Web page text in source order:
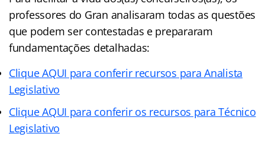
professores do Gran analisaram todas as questões
que podem ser contestadas e prepararam
fundamentações detalhadas:
Clique AQUI para conferir recursos para Analista
Legislativo
Clique AQUI para conferir os recursos para Técnico
Legislativo